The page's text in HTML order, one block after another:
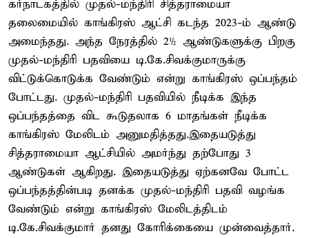
கர்நாடகத்தில் முதல்-மந்திரி சித்தராமையா
தலைமையில் காங்கிரஸ் ஆட்சி கடந்த 2023-ம் ஆண்டு
அமைந்தது. அந்த நேரத்தில் 2½ ஆண்டுகளுக்கு பிறகு
முதல்-மந்திரி பதவியை டி.கே.சிவக்குமாருக்கு
விட்டுக்கொடுக்க வேண்டும் என்று காங்கிரஸ் ஒப்பந்தம்
போட்டது. முதல்-மந்திரி பதவியில் நீடிக்க இந்த
ஒப்பந்தத்தை விட கூடுதலாக 6 மாதங்கள் நீடிக்க
காங்கிரஸ் மேலிடம் அனுமதித்தது.இதையடுத்து
சித்தராமையா ஆட்சியில் அமர்ந்து தற்போது 3
ஆண்டுகள் ஆகிறது. இதையடுத்து ஏற்கனவே போட்ட
ஒப்பந்தத்தின்படி தனக்க முதல்-மந்திரி பதவி வழங்க
வேண்டும் என்று காங்கிரஸ் மேலிடத்திடம்
டி.கே.சிவக்குமார் தனது கோரிக்கையை முன்வைத்தார்.